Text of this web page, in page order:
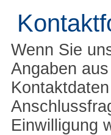
Wenn Sie
Angaben
Einwilligung